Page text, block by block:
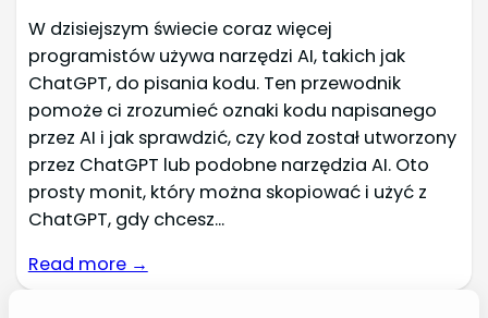
W dzisiejszym świecie coraz więcej
programistów używa narzędzi AI, takich jak
ChatGPT, do pisania kodu. Ten przewodnik
pomoże ci zrozumieć oznaki kodu napisanego
przez AI i jak sprawdzić, czy kod został utworzony
przez ChatGPT lub podobne narzędzia AI. Oto
prosty monit, który można skopiować i użyć z
ChatGPT, gdy chcesz...
Read more →